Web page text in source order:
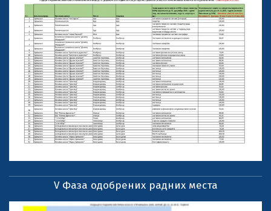
V Фаза одобрених радних места